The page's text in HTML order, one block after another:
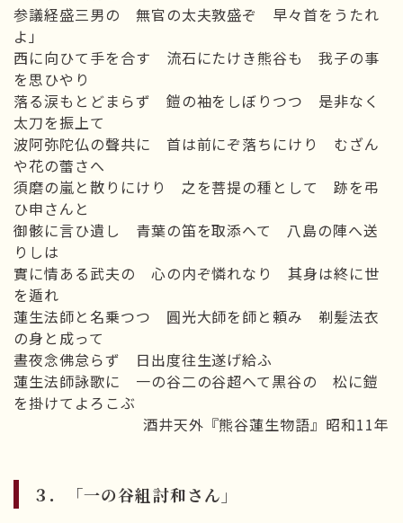
参議経盛三男の 無官の太夫敦盛ぞ 早々首をうたれ
よ」
西に向ひて手を合す 流石にたけき熊谷も 我子の事
を思ひやり
落る涙もとどまらず 鎧の袖をしぼりつつ 是非なく
太刀を振上て
波阿弥陀仏の聲共に 首は前にぞ落ちにけり むざん
や花の蕾さへ
須磨の嵐と散りにけり 之を菩提の種として 跡を弔
ひ申さんと
御骸に言ひ遺し 青葉の笛を取添へて 八島の陣へ送
りしは
實に情ある武夫の 心の内ぞ憐れなり 其身は終に世
を遁れ
蓮生法師と名乗つつ 圓光大師を師と頼み 剃髪法衣
の身と成って
晝夜念佛怠らず 日出度往生遂げ給ふ
蓮生法師詠歌に 一の谷二の谷超へて黒谷の 松に鎧
を掛けてよろこぶ
酒井天外『熊谷蓮生物語』昭和11年
３．「一の谷組討和さん」